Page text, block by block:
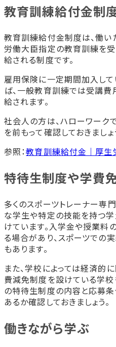
教育訓練給付金制
教育訓練給付金制度は、働
労働大臣指定の教育訓練を
給される制度です。
雇用保険に一定期間加入し
ば、一般教育訓練では受講費
給されます。
社会人の方は、ハローワー
を前もって確認しておきましょ
参照：教育訓練給付金｜厚生
特待生制度や学費
多くのスポーツトレーナー専
な学生や特定の技能を持つ
けています。入学金や授業
る場合があり、スポーツでの
もあります。
また、学校によっては経済的
費減免制度を設けている学校
の特待生制度の内容と応募
あるか確認しておきましょう。
働きながら学ぶ